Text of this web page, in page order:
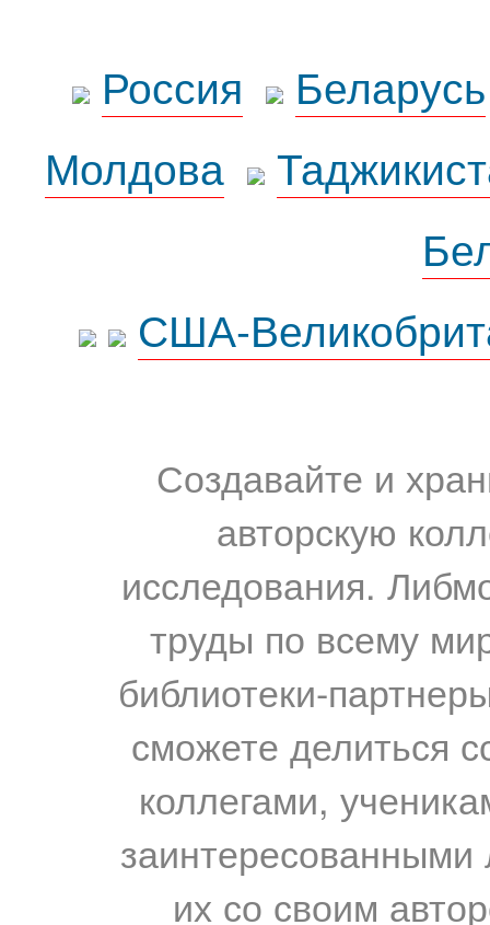
Россия
Беларусь
Молдова
США-
Создавайте и
авторскую
исследования.
труды по всему
библиотеки-
сможете делиться
коллегами,
их со своим